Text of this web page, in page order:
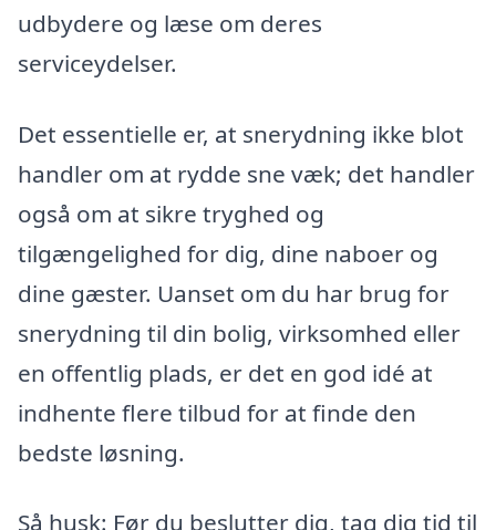
udbydere og læse om deres
serviceydelser.
Det essentielle er, at snerydning ikke blot
handler om at rydde sne væk; det handler
også om at sikre tryghed og
tilgængelighed for dig, dine naboer og
dine gæster. Uanset om du har brug for
snerydning til din bolig, virksomhed eller
en offentlig plads, er det en god idé at
indhente flere tilbud for at finde den
bedste løsning.
Så husk: Før du beslutter dig, tag dig tid til